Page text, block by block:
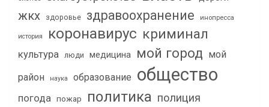
жкх здоровье здравоохранение инопресса
история коронавирус криминал
культура люди медицина мой город мой
район
наука образование общество
погода пожар политика полиция